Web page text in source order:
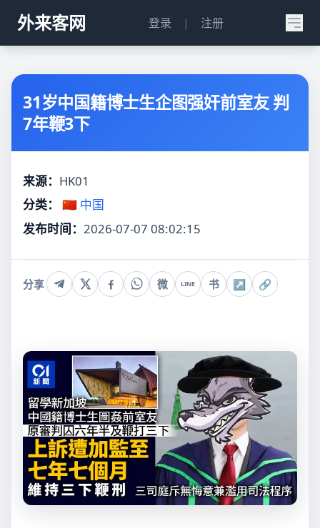
外来客网 登录 | 注册
31岁中国籍博士生企图强奸前室友 判
7年鞭3下
来源： HK01
分类：
🇨🇳 中国
发布时间： 2026-07-07 08:02:15
分享 微 LINE 书 ↗ 🔗